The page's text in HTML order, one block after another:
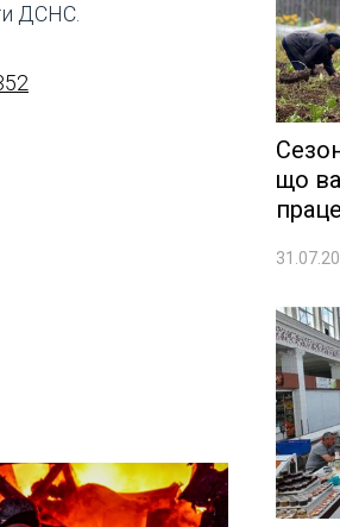
ДСНС.
що